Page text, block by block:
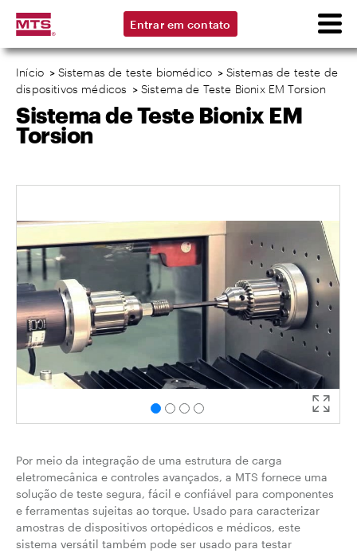
Entrar em contato
Início > Sistemas de teste biomédico > Sistemas de teste de
dispositivos médicos > Sistema de Teste Bionix EM Torsion
Sistema de Teste Bionix EM
Torsion
Por meio da integração de uma estrutura de carga
eletromecânica e controles avançados, a MTS fornece uma
solução de teste segura, fácil e confiável para componentes
e ferramentas sujeitas ao torque. Usado para caracterizar
amostras de dispositivos ortopédicos e médicos, este
sistema versátil também pode ser usado para testar